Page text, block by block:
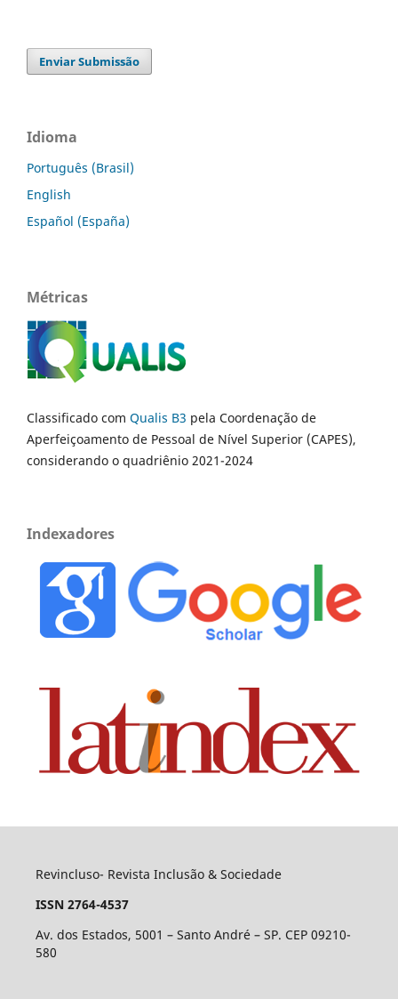
Enviar Submissão
Idioma
Português (Brasil)
English
Español (España)
Métricas
Classificado com Qualis B3 pela Coordenação de
Aperfeiçoamento de Pessoal de Nível Superior (CAPES),
considerando o quadriênio 2021-2024
Indexadores
Revincluso- Revista Inclusão & Sociedade
ISSN 2764-4537
Av. dos Estados, 5001 – Santo André – SP. CEP 09210-
580